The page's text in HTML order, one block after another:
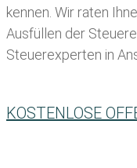
kennen. Wir raten
Ausfüllen der
Steuerexperten in
KOSTENLOSE